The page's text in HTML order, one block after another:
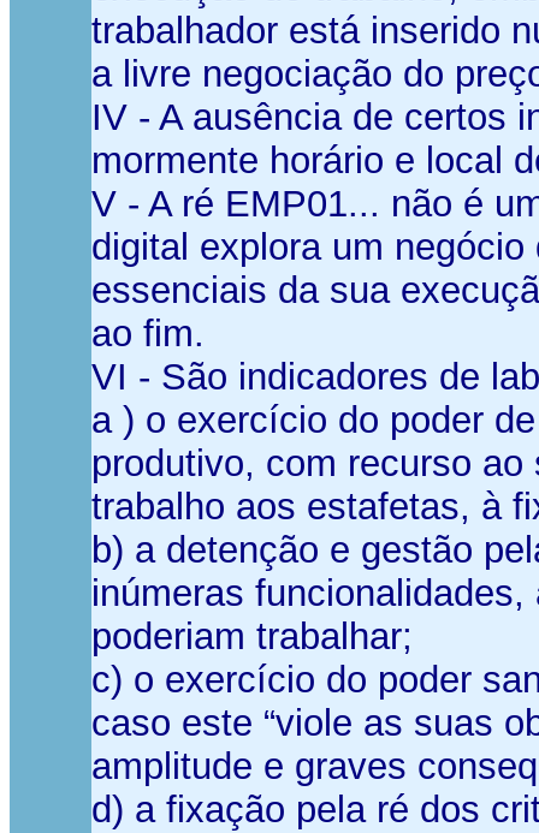
trabalhador está inserido
a livre negociação do
IV - A ausência de certos
mormente horário e local
V - A ré EMP01... não é
digital explora um
essenciais da sua
ao fim.
VI - São indicadores de
a ) o exercício do poder
produtivo, com recurso
trabalho aos estafetas, à
b) a detenção e gestão
inúmeras
poderiam trabalhar;
c) o exercício do poder
caso este “viole as suas
amplitude e graves
d) a fixação pela ré dos